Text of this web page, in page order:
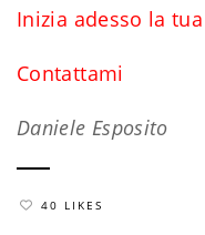
Inizia adesso la
Contattami
Daniele Esposito
40 LIKES